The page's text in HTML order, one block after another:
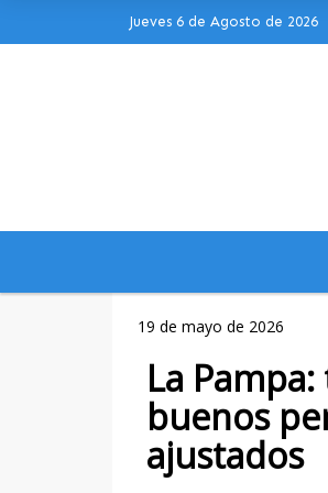
Jueves 6 de Agosto de 2026
Hoy es
19 de mayo de 2026
La
buenos
ajustados